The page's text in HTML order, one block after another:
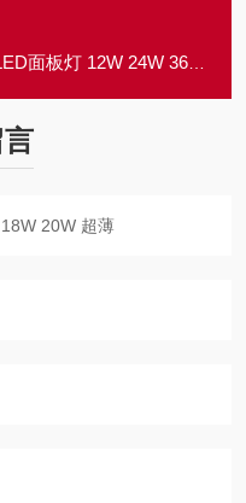
板灯 12W 24W 36W 72W